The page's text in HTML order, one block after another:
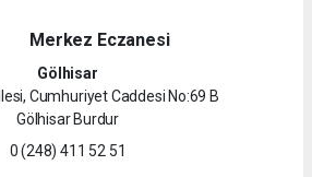
Merkez Eczanesi
Gölhisar
Cumhuriyet Caddesi No:69 B
Gölhisar Burdur
0 (248) 411 52 51